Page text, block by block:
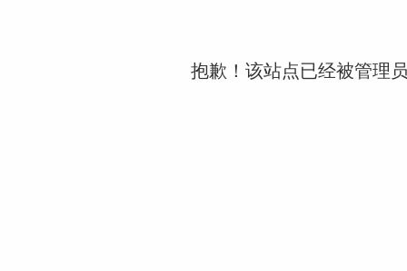
抱歉！该站点已经被管理